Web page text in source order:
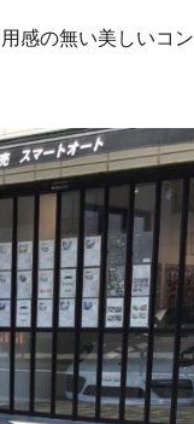
感の無い美しいコン